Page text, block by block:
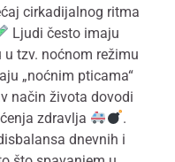
cirkadijalnog ritma
Ljudi često imaju
tzv. noćnom režimu
„noćnim pticama“
način života dovodi
zdravlja
.
dnevnih i